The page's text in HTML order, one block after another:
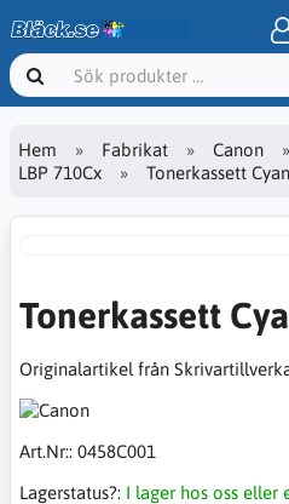
Hem Fabrikat Canon
LBP 710Cx
Tonerkassett
Tonerkassett
Originalartikel från
Art.Nr:: 0458C001
Lagerstatus?: I lager hos oss eller